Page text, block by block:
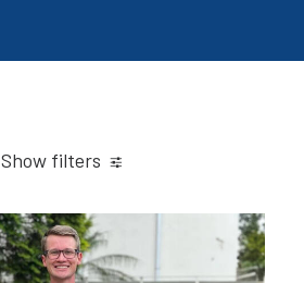
Show filters